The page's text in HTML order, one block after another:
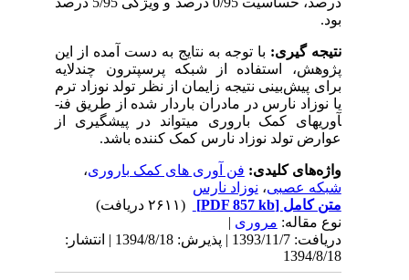
بود.
نتیجه­ گیری:با توجه به نتایج به دست آمده از این
پژوهش، استفاده از شبکه پرسپترون چند­لایه
برای پیش‌بینی نتیجه زایمان از نظر تولد نوزاد ترم
یا نوزاد نارس در مادران باردار شده از طریق فن­
آوری­های کمک باروری می­تواند در پیشگیری از
عوارض تولد نوزاد نارس کمک کننده باشد.
واژه‌های کلیدی:فن آوری های کمک باروری،
شبکه عصبی،نوزاد نارس
متن کامل[PDF 857 kb]
نوع مقاله:مروری|
دریافت: 1393/11/7 | پذیرش: 1394/8/18 | انتشار:
1394/8/18